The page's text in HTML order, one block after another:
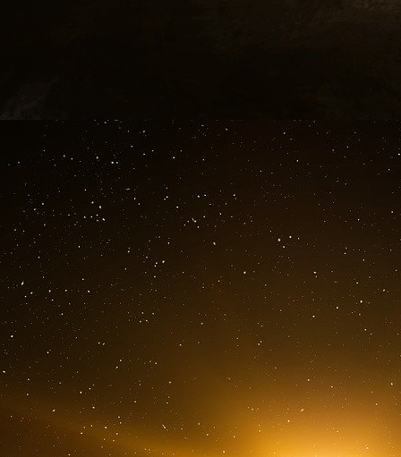
à caractère personnel (*) qui permettent
cycle et les transmet, accompagnées de
statut de celui-ci, à l’opérateur agréé qui a
Ainsi, un cycle identifié peut être considéré «
« volé, perdu » (sur inscription du
d’usage, détruit » (sur inscription du
recherche de propriétaire » (sur demande
destruction ou de préparation en vue du
vente » (sur inscription du propriétaire) ou
professionnel, lorsqu’un cycle est
particulier).
Le commerçant remet également à
l’identifiant du cycle et lui fournit les
aux données le concernant transmises à
rectifier ». Ce certificat peut être fourni sous